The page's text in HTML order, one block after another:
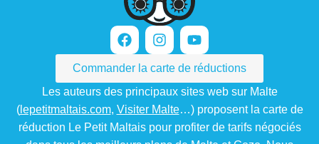
Commander la carte de réductions
Les auteurs des principaux sites web sur Malte
(lepetitmaltais.com, Visiter Malte…) proposent la carte de
réduction Le Petit Maltais pour profiter de tarifs négociés